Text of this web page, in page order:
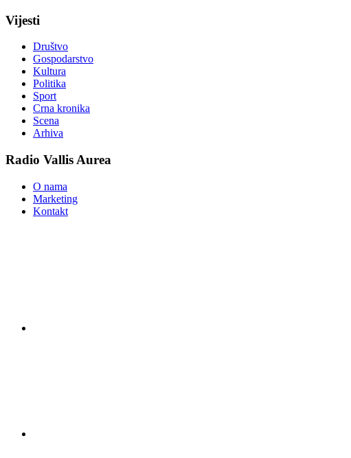
Vijesti
Društvo
Gospodarstvo
Kultura
Politika
Sport
Crna kronika
Scena
Arhiva
Radio Vallis Aurea
O nama
Marketing
Kontakt